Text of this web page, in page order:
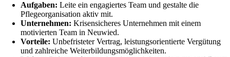
Aufgaben: Leite ein engagiertes Team und gestalte die
Pflegeorganisation aktiv mit.
Unternehmen: Krisensicheres Unternehmen mit einem
motivierten Team in Neuwied.
Vorteile: Unbefristeter Vertrag, leistungsorientierte Vergütung
und zahlreiche Weiterbildungsmöglichkeiten.